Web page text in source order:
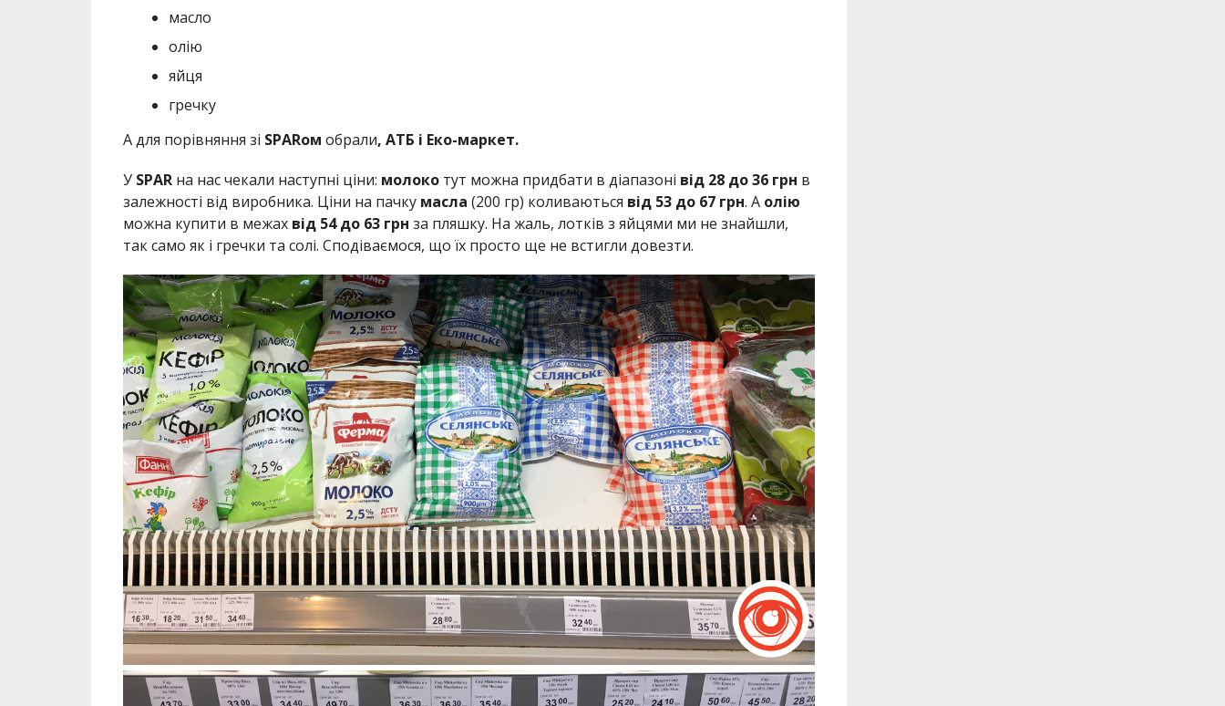
масло
олію
яйця
гречку
А для порівняння зі SPARом обрали, АТБ і Еко-маркет.
У SPAR на нас чекали наступні ціни: молокотут можна придбати в діапазоні від 28 до 36 грн в
залежності від виробника. Ціни на пачку масла (200 гр) коливаються від 53 до 67 грн. А олію
можна купити в межах від 54 до 63 грн за пляшку. На жаль, лотків з яйцями ми не знайшли,
так само як і гречки та солі. Сподіваємося, що їх просто ще не встигли довезти.